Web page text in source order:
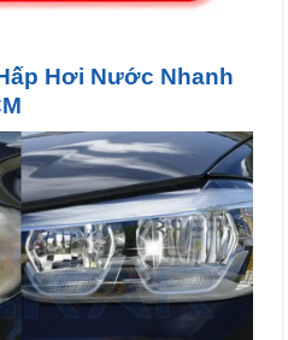
Hơi Nước Nhanh